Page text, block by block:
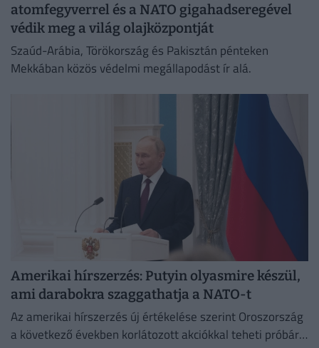
atomfegyverrel és a NATO gigahadseregével
védik meg a világ olajközpontját
Szaúd-Arábia, Törökország és Pakisztán pénteken
Mekkában közös védelmi megállapodást ír alá.
Amerikai hírszerzés: Putyin olyasmire készül,
ami darabokra szaggathatja a NATO-t
Az amerikai hírszerzés új értékelése szerint Oroszország
a következő években korlátozott akciókkal teheti próbára